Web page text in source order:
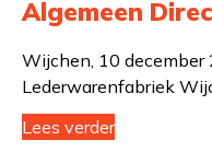
Algemeen
Wijchen, 10 december
Lederwarenfabriek
Lees verder